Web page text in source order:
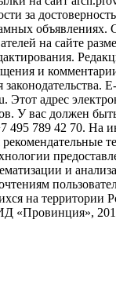
за
объявлениях.
на сайте
и
Этот адрес
У вас должен
495 789 42 70. На
и
на территории
«Провинция»,